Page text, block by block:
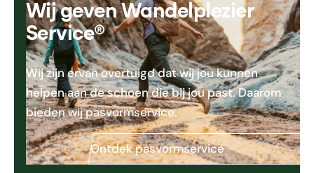
Wij geven Wandelplezier
Service®
Wij zijn ervan overtuigd dat wij jou kunnen
helpen aan de schoen die bij jou past. Daarom
bieden wij pasvormservice.
Ontdek pasvormservice